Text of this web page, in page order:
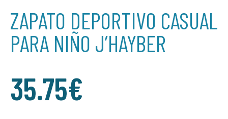
ZAPATO DEPORTIVO CASUAL
PARA NIÑO J’HAYBER
35.75€